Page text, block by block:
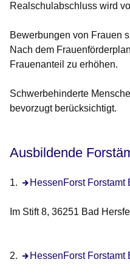
Realschulabschluss wird
Bewerbungen von Frauen
Nach dem
Frauenanteil zu erhöhen.
Schwerbehinderte
bevorzugt berücksichtigt.
Ausbildende
1. HessenForst Forstamt
Öffnet sich in einem
Im Stift 8, 36251 Bad
2. HessenForst Forstamt